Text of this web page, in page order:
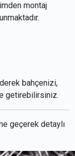
montaj
bahçenizi,
getirebilirsiniz.
geçerek detaylı